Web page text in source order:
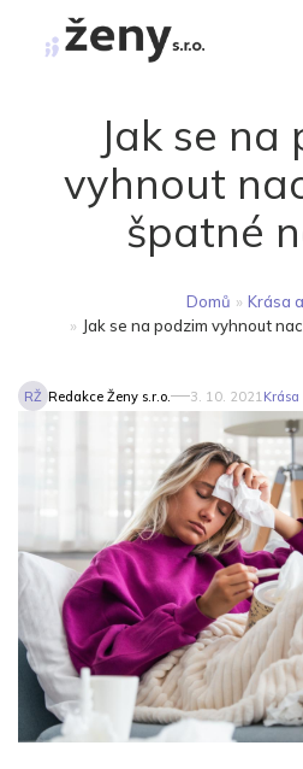
Jak se na
vyhnout
špatné
Domů » Krása
» Jak se na podzim vyhnout
RŽ Redakce Ženy s.r.o. 3. 10. 2021